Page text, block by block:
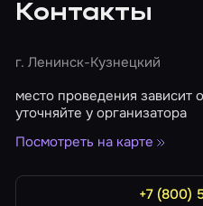
Контакты
г. Ленинск-Кузнецкий
место проведения зависит
уточняйте у организатора
Посмотреть на карте
+7 (800)